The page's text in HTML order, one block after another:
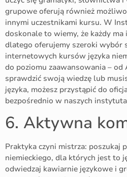
grupowe oferują również
innymi uczestnikami kursu. W
doskonale to wiemy, że każdy
dlatego oferujemy szeroki wybór
internetowych kursów języka
do poziomu zaawansowania – od
sprawdzić swoją wiedzę lub
języka, możesz przystąpić do
bezpośrednio w naszych
6. Aktywna
Praktyka czyni mistrza: poszukaj
niemieckiego, dla których jest to
odwiedzaj kawiarnie językowe i